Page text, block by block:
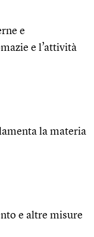
e
e l’attività
la materia
e altre misure